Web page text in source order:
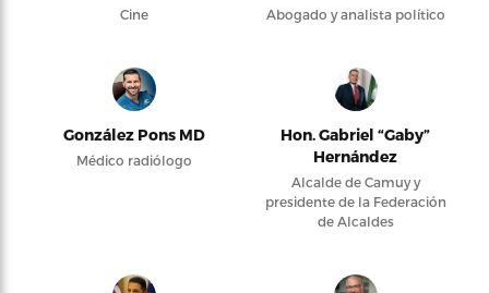
Cine Abogado y analista político
González Pons MD
Médico radiólogo
Hon. Gabriel “Gaby”
Hernández
Alcalde de Camuy y
presidente de la Federación
de Alcaldes